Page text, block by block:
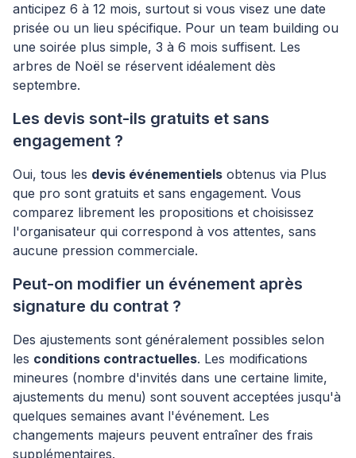
anticipez 6 à 12 mois, surtout si vous visez une date
prisée ou un lieu spécifique. Pour un team building ou
une soirée plus simple, 3 à 6 mois suffisent. Les
arbres de Noël se réservent idéalement dès
septembre.
Les devis sont-ils gratuits et sans
engagement ?
Oui, tous les devis événementiels obtenus via Plus
que pro sont gratuits et sans engagement. Vous
comparez librement les propositions et choisissez
l'organisateur qui correspond à vos attentes, sans
aucune pression commerciale.
Peut-on modifier un événement après
signature du contrat ?
Des ajustements sont généralement possibles selon
les conditions contractuelles. Les modifications
mineures (nombre d'invités dans une certaine limite,
ajustements du menu) sont souvent acceptées jusqu'à
quelques semaines avant l'événement. Les
changements majeurs peuvent entraîner des frais
supplémentaires.